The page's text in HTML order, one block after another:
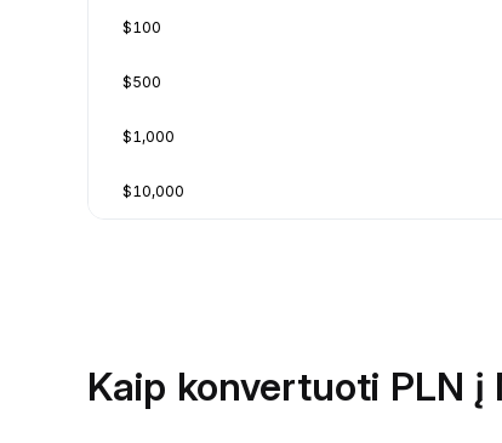
$100
$500
$1,000
$10,000
Kaip konvertuoti PLN